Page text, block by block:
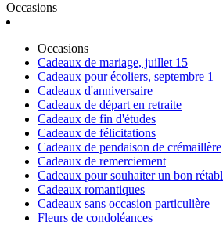
Occasions
Occasions
Cadeaux de mariage, juillet 15
Cadeaux pour écoliers, septembre 1
Cadeaux d'anniversaire
Cadeaux de départ en retraite
Cadeaux de fin d'études
Cadeaux de félicitations
Cadeaux de pendaison de crémaillère
Cadeaux de remerciement
Cadeaux pour souhaiter un bon
Cadeaux romantiques
Cadeaux sans occasion particulière
Fleurs de condoléances